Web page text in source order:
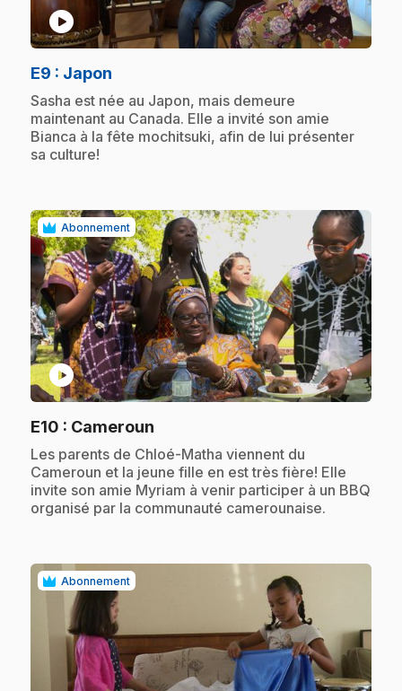
play_circle
E9 : Japon
.Sasha est née au Japon, mais demeure
maintenant au Canada. Elle a invité son amie
Bianca à la fête mochitsuki, afin de lui présenter
sa culture!
Abonnement
play_circle
E10 : Cameroun
.Les parents de Chloé-Matha viennent du
Cameroun et la jeune fille en est très fière! Elle
invite son amie Myriam à venir participer à un BBQ
organisé par la communauté camerounaise.
Abonnement